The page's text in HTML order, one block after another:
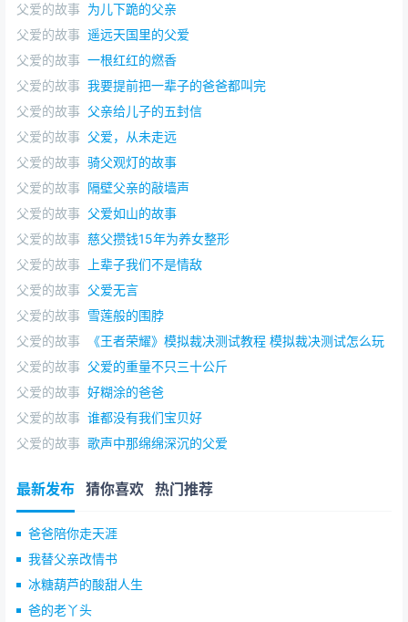
父爱的故事 为儿下跪的父亲
父爱的故事 遥远天国里的父爱
父爱的故事 一根红红的燃香
父爱的故事 我要提前把一辈子的爸爸都叫完
父爱的故事 父亲给儿子的五封信
父爱的故事 父爱，从未走远
父爱的故事 骑父观灯的故事
父爱的故事 隔壁父亲的敲墙声
父爱的故事 父爱如山的故事
父爱的故事 慈父攒钱15年为养女整形
父爱的故事
上辈子我们不是情敌
父爱的故事 父爱无言
父爱的故事 雪莲般的围脖
父爱的故事
《王者荣耀》模拟裁决测试教程 模拟裁决测试怎么玩
父爱的故事 父爱的重量不只三十公斤
父爱的故事 好糊涂的爸爸
父爱的故事 谁都没有我们宝贝好
父爱的故事 歌声中那绵绵深沉的父爱
最新发布 猜你喜欢 热门推荐
爸爸陪你走天涯
我替父亲改情书
冰糖葫芦的酸甜人生
爸的老丫头